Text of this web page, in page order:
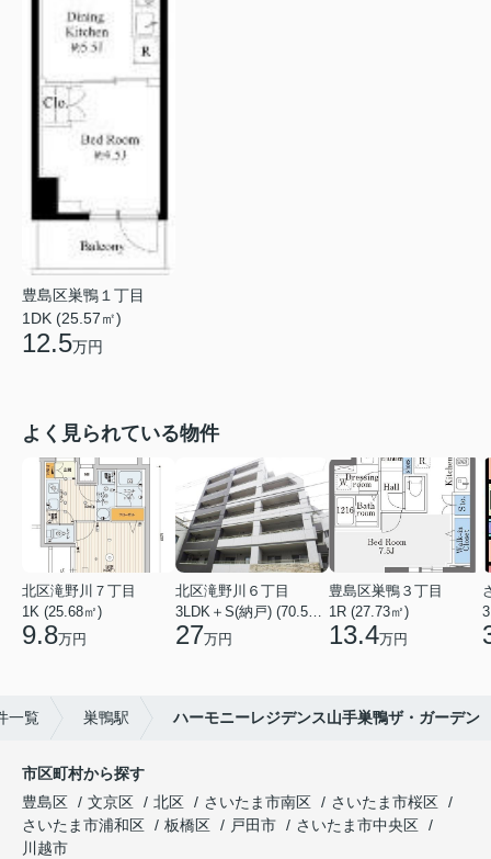
豊島区巣鴨１丁目
1DK (25.57㎡)
12.5万円
よく見られている物件
北区滝野川７丁目
1K (25.68㎡)
9.8万円
北区滝野川６丁目
27万円
豊島区巣鴨３丁目
1R (27.73㎡)
13.4万円
一覧 巣鴨駅 ハーモニーレジデンス山手巣鴨ザ・ガーデン
市区町村から探す
豊島区
文京区 北区 さいたま市南区
さいたま市桜区
さいたま市浦和区
板橋区 戸田市
さいたま市中央区
川越市